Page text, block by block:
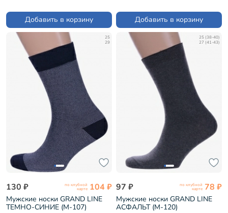
Добавить в корзину Добавить в корзину
25
29
130 ₽ по клубной
карте 104 ₽
Мужские носки GRAND LINE
ТЕМНО-СИНИЕ (М-107)
25 (38-40)
27 (41-43)
97 ₽ по клубной
карте 78 ₽
Мужские носки GRAND LINE
АСФАЛЬТ (М-120)